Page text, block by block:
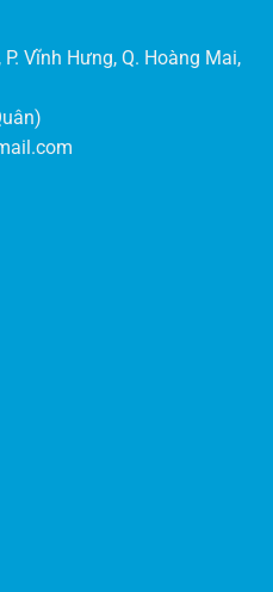
Vĩnh Hưng, Q. Hoàng Mai,